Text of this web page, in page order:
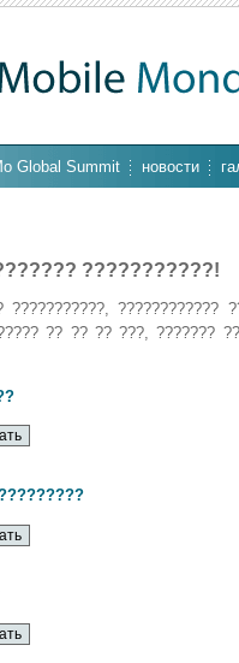
Global Summit новости
???????????!
????????????
?? ?? ?? ???, ???????